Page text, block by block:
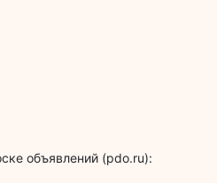
объявлений (pdo.ru):